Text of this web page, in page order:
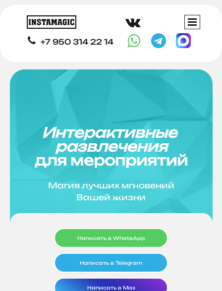

 +7 950 314 22 14  
Интерактивные
развлечения
для мероприятий
Магия лучших мгновений
Вашей жизни
Написать в WhatsApp
Написать в Telegram
Написать в Max